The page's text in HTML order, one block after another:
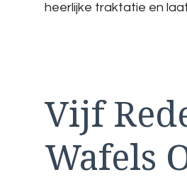
heerlijke traktatie en
Vijf
Wafels